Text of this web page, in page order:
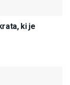
ki je